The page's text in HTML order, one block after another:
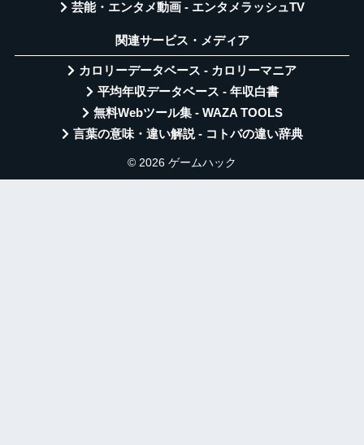
芸能・エンタメ動画 - エンタメラッシュTV
関連サービス・メディア
カロリーデータベース - カロリーマニア
平均年収データベース - 年収白書
無料Webツール集 - WAZA TOOLS
言葉の意味・違い解説 - コトバの違い辞典
© 2026 ゲームハック